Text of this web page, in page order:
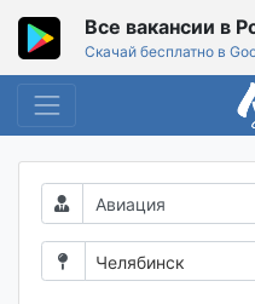
Все вакансии в
Скачай бесплатно в
Челябинск